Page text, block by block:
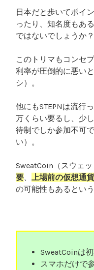
日本だと歩いてポイ
ったり、知名度もあ
ではないでしょうか？
このトリマもコンセ
利率が圧倒的に悪い
シ）。
他にもSTEPNは流行
万くらい要るし、少
待制でしか参加不可
い）。
SweatCoin（スウェ
要、 上場前の仮想通
の可能性もあるとい
SweatCoinは
スマホだけで